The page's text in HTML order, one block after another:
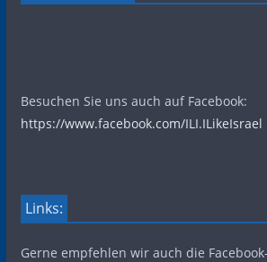
Besuchen Sie uns auch auf Facebook:
https://www.facebook.com/ILI.ILikeIsrael
Links:
Gerne empfehlen wir auch die